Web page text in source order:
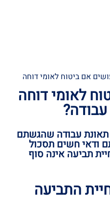
אם ביטוח לאומי דוחה
לאומי דוחה
תאונת עבודה שהגשתם
ודאי חשים תסכול
תביעה אינה סוף
התביעה